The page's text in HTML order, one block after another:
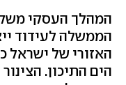
המהלך העסקי
הממשלה לעידוד
האזורי של ישראל
הים התיכון.